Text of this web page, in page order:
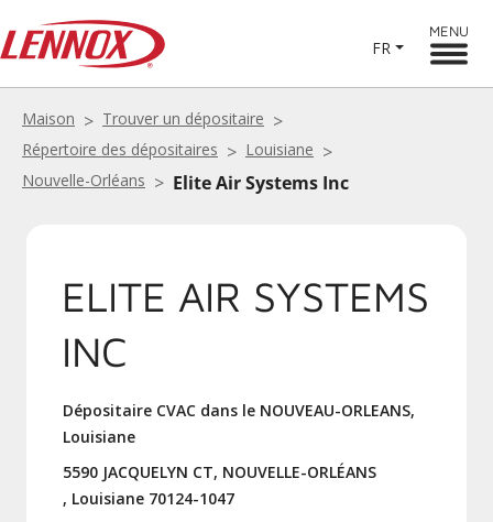
FR
MENU
Maison
Trouver un dépositaire
Répertoire des dépositaires
Louisiane
Nouvelle-Orléans
Elite Air Systems Inc
ELITE AIR SYSTEMS
INC
Dépositaire CVAC dans le NOUVEAU-ORLEANS,
Louisiane
5590 JACQUELYN CT, NOUVELLE-ORLÉANS
, Louisiane 70124-1047